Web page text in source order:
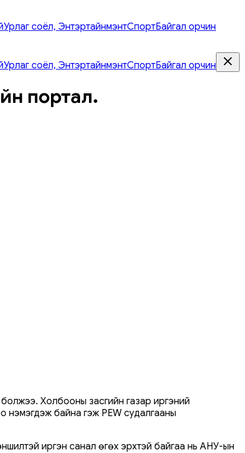
Урлаг соёл, ЭнтэртайнмэнтСпортБайгал орчин
Урлаг соёл, ЭнтэртайнмэнтСпортБайгал орчин
портал.
Холбооны засгийн газар иргэний
нэмэгдэж байна гэж PEW судалгааны
иргэн санал өгөх эрхтэй байгаа нь АНУ-ын